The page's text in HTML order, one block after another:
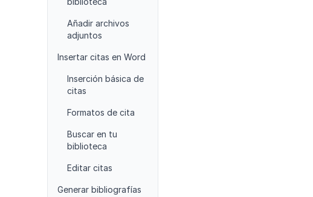
Añadir archivos
adjuntos
Insertar citas en Word
Inserción básica de
citas
Formatos de cita
Buscar en tu
biblioteca
Editar citas
Generar bibliografías